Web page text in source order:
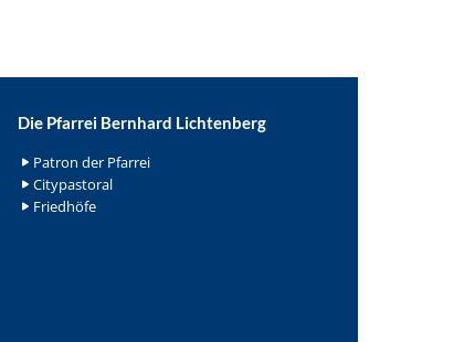
Die Pfarrei Bernhard Lichtenberg
Patron der Pfarrei
Citypastoral
Friedhöfe